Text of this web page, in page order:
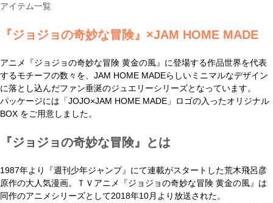
アイテム一覧
『ジョジョの奇妙な冒険』×JAM HOME MADE
アニメ『ジョジョの奇妙な冒険 黄金の風』に登場する作品世界を代表
するモチーフの数々を、JAM HOME MADEらしいミニマルなデザイン
に落とし込んだファン垂涎のジュエリーシリーズとなっています。
パッケージには「JOJO×JAM HOME MADE」ロゴの入ったオリジナル
BOX をご用意しました。
『ジョジョの奇妙な冒険』とは
1987年より『週刊少年ジャンプ』にて連載がスタートした荒木飛呂彦
原作の大人気漫画。ＴＶアニメ『ジョジョの奇妙な冒険 黄金の風』は
同作のアニメシリーズとして2018年10月より放送された。